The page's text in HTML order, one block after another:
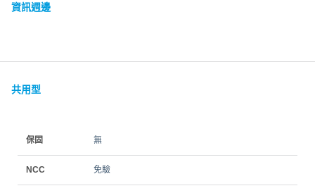
資訊週邊
共用型
保固 無
NCC 免驗